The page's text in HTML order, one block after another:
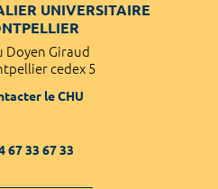
UNIVERSITAIRE
Doyen Giraud
cedex 5
le CHU
67 33 67 33